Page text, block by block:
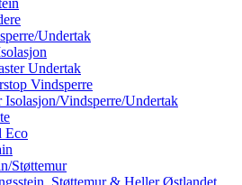
Undertak
Undertak
Vindsperre
Isolasjon/Vindsperre/Undertak
Eco
Støttemur
Støttemur & Heller Østlandet